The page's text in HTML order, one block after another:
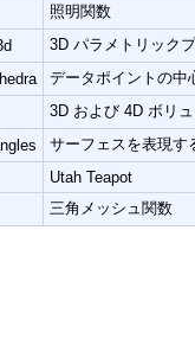
照明関数
3D パラメトリック
データポイントの中
3D および 4D ボリ
サーフェスを表現す
Utah Teapot
三角メッシュ関数